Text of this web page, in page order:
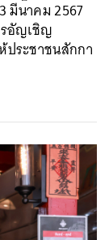
มีนาคม 2567
รอัญเชิญ
ประชาชนสักกา